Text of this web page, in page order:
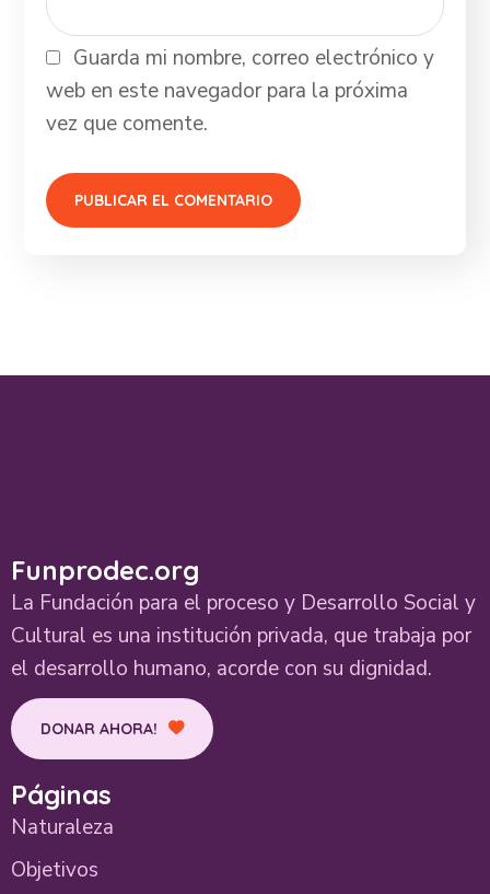
Guarda mi nombre, correo electrónico y
web en este navegador para la próxima
vez que comente.
Páginas
Naturaleza
Objetivos
Funprodec.org
La Fundación para el proceso y Desarrollo Social y
Cultural es una institución privada, que trabaja por
el desarrollo humano, acorde con su dignidad.
DONAR AHORA!